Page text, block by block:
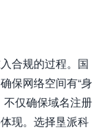
合规的过程。国
保网络空间有“身
不仅确保域名注册
现。选择垦派科